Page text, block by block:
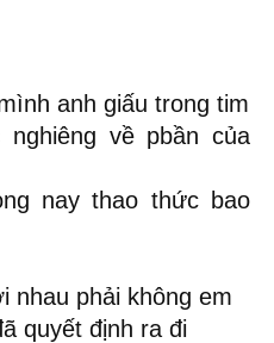
anh giấu trong tim
nghiêng về pbần của
nay thao thức bao
nhau phải không em
quyết định ra đi